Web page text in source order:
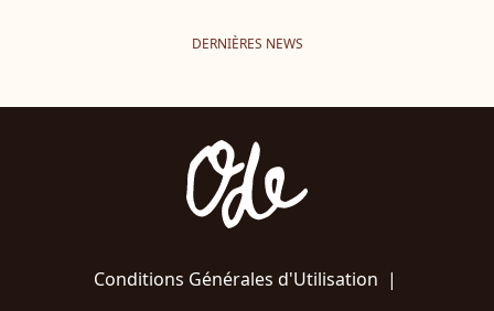
DERNIÈRES NEWS
Conditions Générales d'Utilisation |